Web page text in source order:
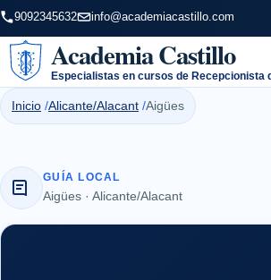
9092345632 info@academiacastillo.com
Academia Castillo
Especialistas en cursos de Recepcionista
Inicio Alicante/Alacant Aigües
GUÍA LOCAL
Aigües · Alicante/Alacant